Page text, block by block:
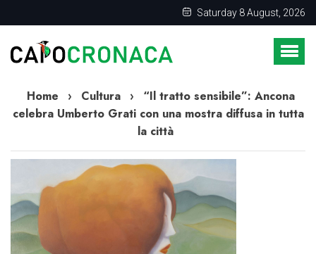
Saturday 8 August, 2026
Home › Cultura ›
“Il tratto sensibile”: Ancona
celebra Umberto Grati con una mostra diffusa in tutta
la città